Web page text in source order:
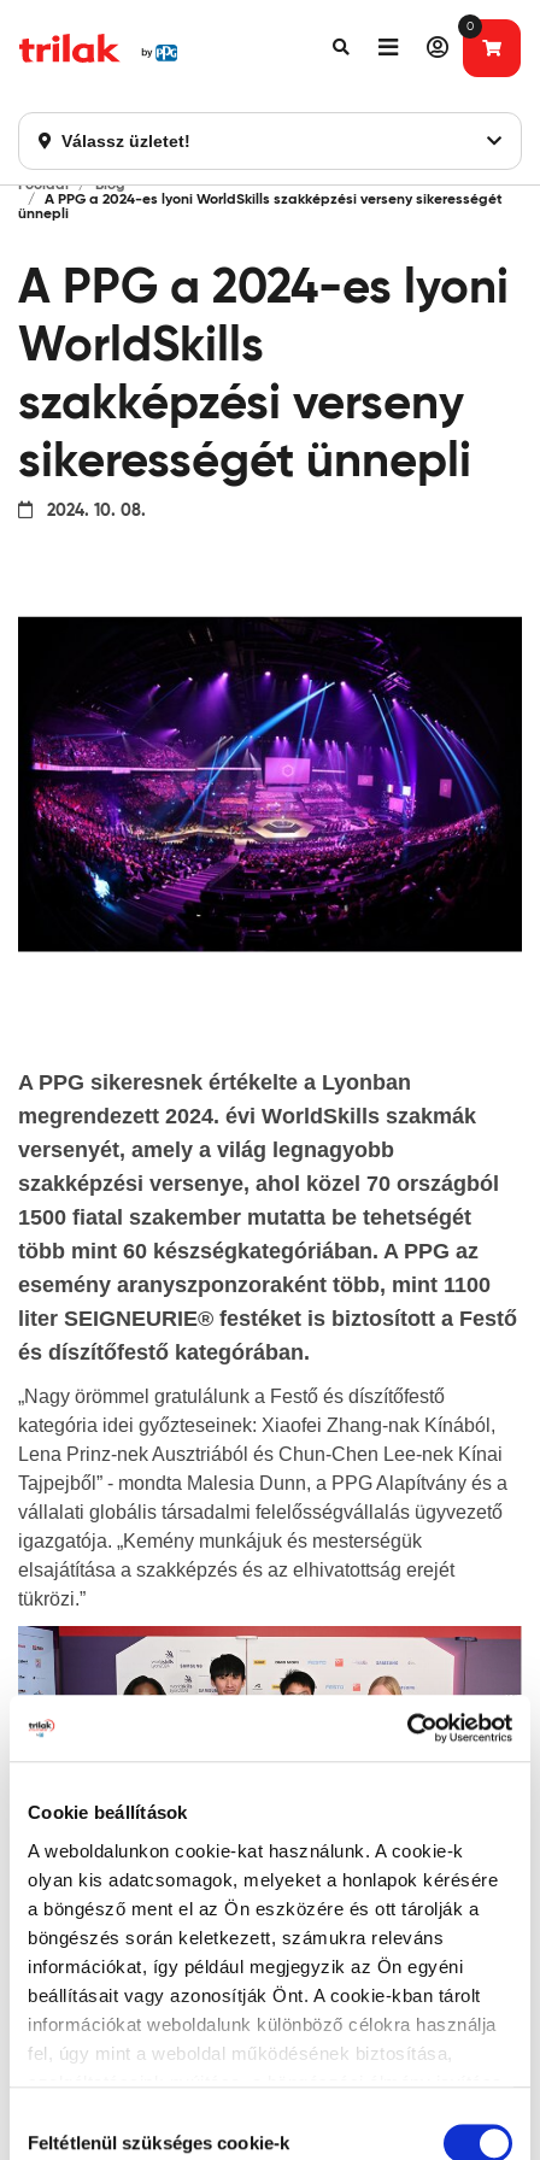
Cookie beállítások
A weboldalunkon cookie-kat használunk. A cookie-k
olyan kis adatcsomagok, melyeket a honlapok kérésére
a böngésző ment el az Ön eszközére és ott tárolják a
böngészés során keletkezett, számukra releváns
információkat, így például megjegyzik az Ön egyéni
beállításait vagy azonosítják Önt. A cookie-kban tárolt
információkat weboldalunk különböző célokra használja
fel, úgy mint a weboldal működésének biztosítása,
szabott ajánlatok megjelenítése, látogatottsági adatok
kiválasztása
Feltétlenül szükséges cookie-k
Válassz üzletet!
0
Fontos tájékoztatás!
Főoldal
Blog
A PPG a 2024-es lyoni WorldSkills szakképzési verseny sikerességét
ünnepli
A PPG a 2024-es lyoni
WorldSkills
szakképzési verseny
sikerességét ünnepli
2024. 10. 08.
A PPG sikeresnek értékelte a Lyonban
megrendezett 2024. évi WorldSkills szakmák
versenyét, amely a világ legnagyobb
szakképzési versenye, ahol közel 70 országból
1500 fiatal szakember mutatta be tehetségét
több mint 60 készségkategóriában. A PPG az
esemény aranyszponzoraként több, mint 1100
liter SEIGNEURIE® festéket is biztosított a Festő
és díszítőfestő kategórában.
„Nagy örömmel gratulálunk a Festő és díszítőfestő
kategória idei győzteseinek: Xiaofei Zhang-nak Kínából,
Lena Prinz-nek Ausztriából és Chun-Chen Lee-nek Kínai
Tajpejből” - mondta Malesia Dunn, a PPG Alapítvány és a
vállalati globális társadalmi felelősségvállalás ügyvezető
igazgatója. „Kemény munkájuk és mesterségük
elsajátítása a szakképzés és az elhivatottság erejét
tükrözi.”
A Festő és díszítőfestő kategóriához biztosított Seigneurie
Evolutex Bas Carbone festék bioalapú nyersanyagokat
használ, amelyek csökkentik a szén-dioxid-kibocsátást,
hozzáférhessenek a legjobb minőségű, alacsony szén-